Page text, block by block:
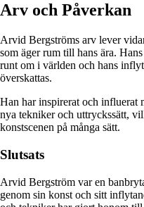
Arv och Påverkan
Arvid Bergströms arv lever
som äger rum till hans ära.
runt om i världen och hans
överskattas.
Han har inspirerat och influerat
nya tekniker och uttryckssätt,
konstscenen på många sätt.
Slutsats
Arvid Bergström var en
genom sin konst och sitt